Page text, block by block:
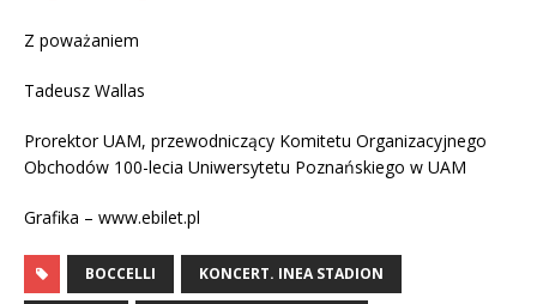
Z poważaniem
Tadeusz Wallas
Prorektor UAM, przewodniczący Komitetu Organizacyjnego
Obchodów 100-lecia Uniwersytetu Poznańskiego w UAM
Grafika – www.ebilet.pl
BOCCELLI KONCERT. INEA STADION